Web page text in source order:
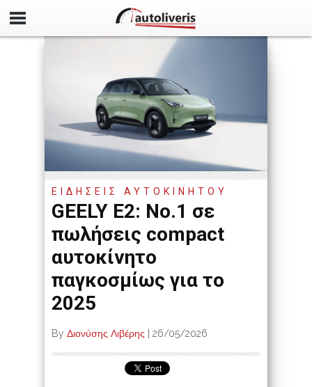
ΕΙΔΗΣΕΙΣ ΑΥΤΟΚΙΝΗΤΟΥ
GEELY E2: Νο.1 σε
πωλήσεις compact
αυτοκίνητο
παγκοσμίως για το
2025
By Διονύσης Λιβέρης 26/05/2026